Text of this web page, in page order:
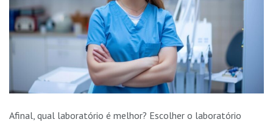
Afinal, qual laboratório é melhor? Escolher o laboratório